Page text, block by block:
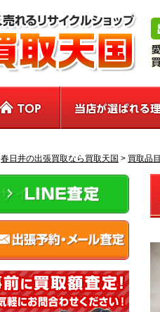
春日井の出張買取なら買取天国 > 買取品目
サイドバー